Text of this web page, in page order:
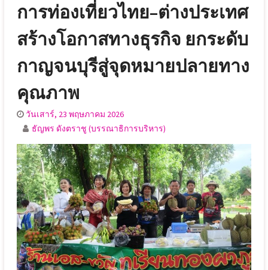
การท่องเที่ยวไทย–ต่างประเทศ
สร้างโอกาสทางธุรกิจ ยกระดับ
กาญจนบุรีสู่จุดหมายปลายทาง
คุณภาพ
วันเสาร์, 23 พฤษภาคม 2026
ธัญพร ดังตราชู (บรรณาธิการบริหาร)